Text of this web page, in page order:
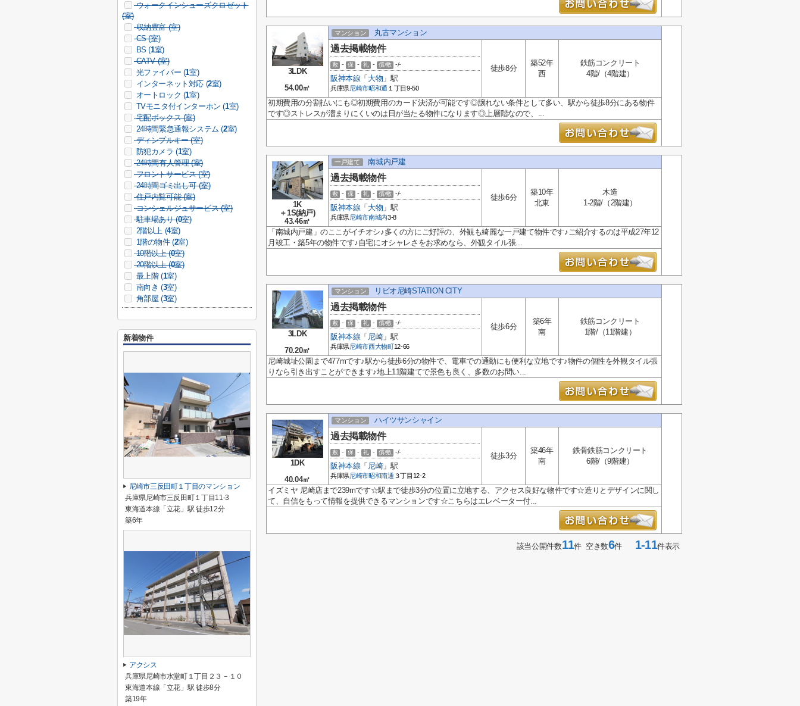
3LDK
54.00㎡
マンション 丸古マンション
過去掲載物件
敷 - 保 - 礼 - 償/敷 -/-
阪神本線 「 大物 」駅
兵庫県尼崎市昭和通 １丁目9-50
徒歩8分
築52年
西
鉄筋コンクリート
4階/（4階建）
初期費用の分割払いにも◎初期費用のカード決済が可能です◎譲れない条件として多い、駅から徒歩8分にある物件
です◎ストレスが溜まりにくいのは日が当たる物件になります◎上層階なので、...
1K
＋1S(納戸)
43.46㎡
一戸建て 南城内戸建
過去掲載物件
敷 - 保 - 礼 - 償/敷 -/-
阪神本線 「 大物 」駅
兵庫県尼崎市南城内3-8
徒歩6分
築10年
北東
木造
1-2階/（2階建）
「南城内戸建」のここがイチオシ♪多くの方にご好評の、外観も綺麗な一戸建て物件です♪ご紹介するのは平成27年12
月竣工・築5年の物件です♪自宅にオシャレさをお求めなら、外観タイル張...
3LDK
70.20㎡
マンション リビオ尼崎STATION CITY
過去掲載物件
敷 - 保 - 礼 - 償/敷 -/-
阪神本線 「 尼崎」駅
兵庫県尼崎市西大物町12-66
徒歩6分
築6年
南
鉄筋コンクリート
1階/（11階建）
尼崎城址公園まで477mです♪駅から徒歩6分の物件で、電車での通勤にも便利な立地です♪物件の個性を外観タイル張
りなら引き出すことができます♪地上11階建てで景色も良く、多数のお問い...
1DK
40.04㎡
マンション ハイツサンシャイン
過去掲載物件
敷 - 保 - 礼 - 償/敷 -/-
阪神本線 「 尼崎」駅
兵庫県尼崎市昭和南通 ３丁目12-2
徒歩3分
築46年
南
鉄骨鉄筋コンクリート
6階/（9階建）
イズミヤ 尼崎店まで239mです☆駅まで徒歩3分の位置に立地する、アクセス良好な物件です☆造りとデザインに関し
て、自信をもって情報を提供できるマンションです☆こちらはエレベーター付...
該当公開件数11件 空き数6件1-11件表示
ウォークインシューズクロゼット
(室)
収納豊富 (室)
CS (室)
BS (1室)
CATV (室)
光ファイバー (1室)
インターネット対応 (2室)
オートロック (1室)
TVモニタ付インターホン (1室)
宅配ボックス (室)
24時間緊急通報システム (2室)
ディンプルキー (室)
防犯カメラ (1室)
24時間有人管理 (室)
フロントサービス (室)
24時間ゴミ出し可 (室)
住戸内覧可能 (室)
コンシェルジュサービス (室)
駐車場あり (0室)
2階以上 (4室)
1階の物件 (2室)
10階以上 (0室)
20階以上 (0室)
最上階 (1室)
南向き (3室)
角部屋 (3室)
新着物件
尼崎市三反田町１丁目のマンション
兵庫県尼崎市三反田町１丁目11-3
東海道本線「立花」駅 徒歩12分
築6年
アクシス
兵庫県尼崎市水堂町１丁目２３－１０
東海道本線「立花」駅 徒歩8分
築19年